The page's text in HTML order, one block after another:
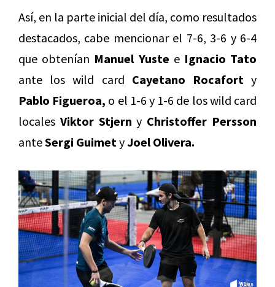
Así, en la parte inicial del día, como resultados
destacados, cabe mencionar el 7-6, 3-6 y 6-4
que obtenían Manuel Yuste e Ignacio Tato
ante los wild card Cayetano Rocaforty
Pablo Figueroa, o el 1-6 y 1-6 de los wild card
locales Viktor Stjern y Christoffer Persson
anteSergi GuimetyJoel Olivera.